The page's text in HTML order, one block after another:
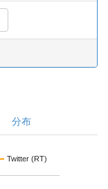
分布
Twitter (RT)